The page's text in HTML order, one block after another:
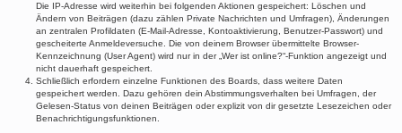
Die IP-Adresse wird weiterhin bei folgenden Aktionen gespeichert: Löschen und
Ändern von Beiträgen (dazu zählen Private Nachrichten und Umfragen), Änderungen
an zentralen Profildaten (E-Mail-Adresse, Kontoaktivierung, Benutzer-Passwort) und
gescheiterte Anmeldeversuche. Die von deinem Browser übermittelte Browser-
Kennzeichnung (User Agent) wird nur in der „Wer ist online?“-Funktion angezeigt und
nicht dauerhaft gespeichert.
Schließlich erfordern einzelne Funktionen des Boards, dass weitere Daten
gespeichert werden. Dazu gehören dein Abstimmungsverhalten bei Umfragen, der
Gelesen-Status von deinen Beiträgen oder explizit von dir gesetzte Lesezeichen oder
Benachrichtigungsfunktionen.